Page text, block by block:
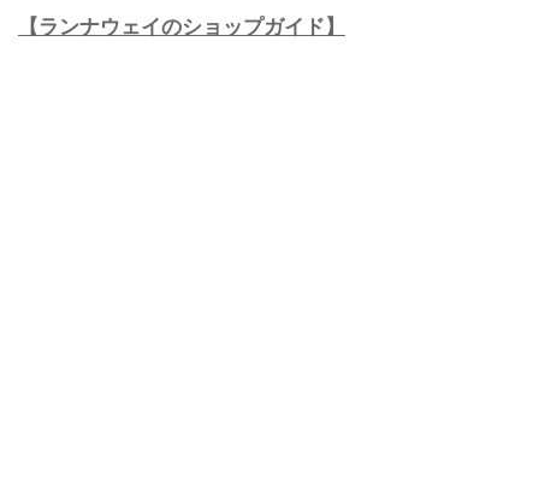
【ランナウェイのショップガイド】